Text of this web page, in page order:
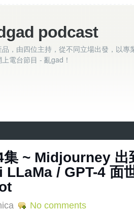
podcast
，由四位主持，從不同立場出發，以專
電台節目 - 亂gad！
集 ~ Midjourney 出
LLaMa / GPT-4 面
No comments